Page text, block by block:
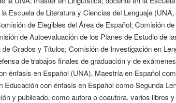
Escuela de Literatura y Ciencias del Lenguaje
de Elegibles del Área de Español; Comisión
de Autoevaluación de los Planes de Estudio de
de Grados y Títulos; Comisión de Investigación en
de trabajos finales de graduación y de
énfasis en Español (UNA), Maestría en Español
Educación con énfasis en Español como Segunda
y publicado, como autora o coautora, varios libros